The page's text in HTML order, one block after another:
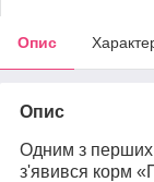
Опис
Опис
Одним з перших
з'явився корм